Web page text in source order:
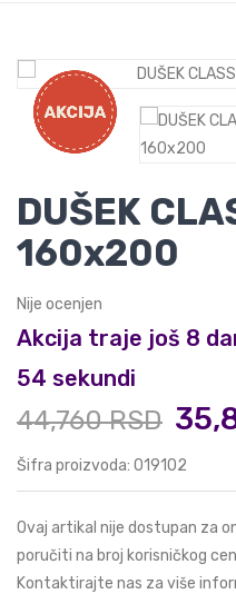
DUŠEK
160x200
Nije ocenjen
Akcija traje još 8
53 sekundi
44,760 RSD
Šifra proizvoda: 019102
Ovaj artikal nije dostupan za
poručiti na broj korisničkog
Kontaktirajte nas za više